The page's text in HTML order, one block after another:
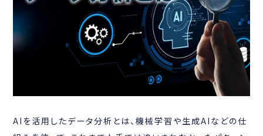
AIを活用したデータ分析とは、機械学習や生成AIなどの仕